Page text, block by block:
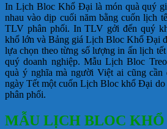
In Lịch Bloc Khổ Đại là món quà quý
nhau vào dịp cuối năm bằng cuốn lịch
TLV phân phối. In TLV gởi đến quý
khổ lớn và Bảng giá Lịch Bloc Khổ Đại
lựa chọn theo từng số lượng in ấn lịch
quý doanh nghiệp. Mẫu Lịch Bloc
quà ý nghĩa mà người Việt ai cũng cần
ngày Tết một cuốn Lịch Bloc khổ Đại
phân phối.
MẪU LỊCH BLOC